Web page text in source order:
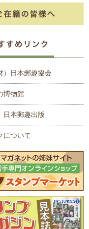
）日本郵趣協会
博物館
日本郵趣出版
について